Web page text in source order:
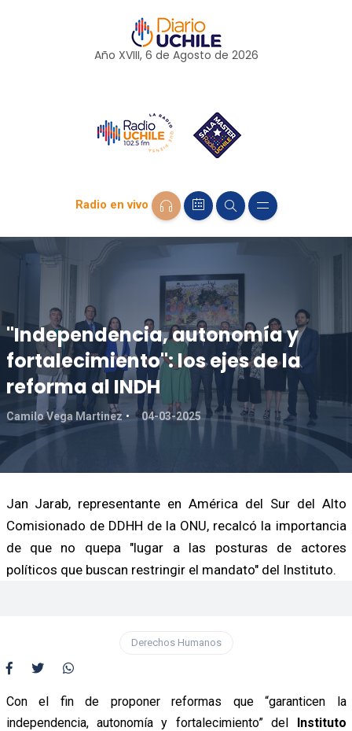
Año XVIII, 6 de Agosto de 2026
Radio en vivo
"Independencia, autonomía y
fortalecimiento": los ejes de la
reforma al INDH
Camilo Vega Martinez 04-03-2025
Jan Jarab, representante en América del Sur del Alto
Comisionado de DDHH de la ONU, recalcó la importancia
de que no quepa "lugar a las posturas de actores
políticos que buscan restringir el mandato" del Instituto.
Derechos Humanos
Con el fin de proponer reformas que “garanticen la
independencia, autonomía y fortalecimiento” del Instituto